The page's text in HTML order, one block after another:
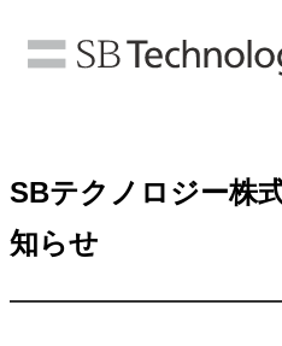
SBテクノロジー株
知らせ